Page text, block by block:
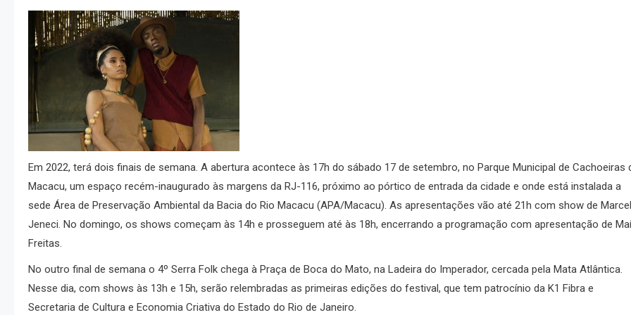
Em 2022, terá dois finais de semana. A abertura acontece às 17h do sábado 17 de setembro, no Parque Municipal de Cachoeiras
Macacu, um espaço recém-inaugurado às margens da RJ-116, próximo ao pórtico de entrada da cidade e onde está instalada a
sede Área de Preservação Ambiental da Bacia do Rio Macacu (APA/Macacu). As apresentações vão até 21h com show de
Jeneci. No domingo, os shows começam às 14h e prosseguem até às 18h, encerrando a programação com apresentação de
Freitas.
No outro final de semana o 4º Serra Folk chega à Praça de Boca do Mato, na Ladeira do Imperador, cercada pela Mata Atlântica.
Nesse dia, com shows às 13h e 15h, serão relembradas as primeiras edições do festival, que tem patrocínio da K1 Fibra e
Secretaria de Cultura e Economia Criativa do Estado do Rio de Janeiro.